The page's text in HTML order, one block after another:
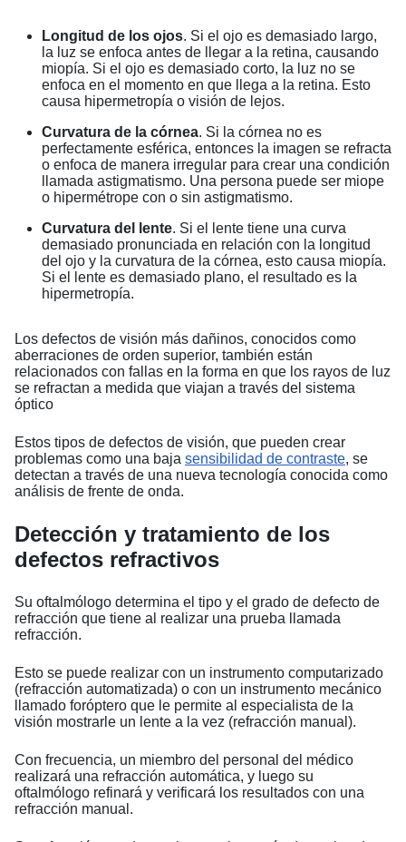
Longitud de los ojos. Si el ojo es demasiado largo,
la luz se enfoca antes de llegar a la retina, causando
miopía. Si el ojo es demasiado corto, la luz no se
enfoca en el momento en que llega a la retina. Esto
causa hipermetropía o visión de lejos.
Curvatura de la córnea. Si la córnea no es
perfectamente esférica, entonces la imagen se refracta
o enfoca de manera irregular para crear una condición
llamada astigmatismo. Una persona puede ser miope
o hipermétrope con o sin astigmatismo.
Curvatura del lente. Si el lente tiene una curva
demasiado pronunciada en relación con la longitud
del ojo y la curvatura de la córnea, esto causa miopía.
Si el lente es demasiado plano, el resultado es la
hipermetropía.
Los defectos de visión más dañinos, conocidos como
aberraciones de orden superior, también están
relacionados con fallas en la forma en que los rayos de luz
se refractan a medida que viajan a través del sistema
óptico
Estos tipos de defectos de visión, que pueden crear
problemas como una baja sensibilidad de contraste, se
detectan a través de una nueva tecnología conocida como
análisis de frente de onda.
Detección y tratamiento de los
defectos refractivos
Su oftalmólogo determina el tipo y el grado de defecto de
refracción que tiene al realizar una prueba llamada
refracción.
Esto se puede realizar con un instrumento computarizado
(refracción automatizada) o con un instrumento mecánico
llamado foróptero que le permite al especialista de la
visión mostrarle un lente a la vez (refracción manual).
Con frecuencia, un miembro del personal del médico
realizará una refracción automática, y luego su
oftalmólogo refinará y verificará los resultados con una
refracción manual.